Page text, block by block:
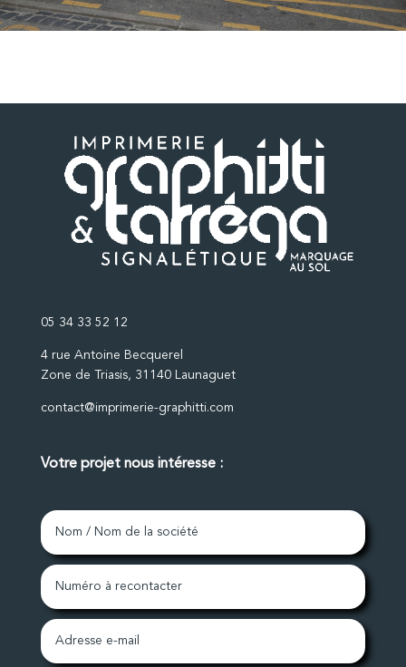
05 34 33 52 12
4 rue Antoine Becquerel
Zone de Triasis, 31140 Launaguet
contact@imprimerie-graphitti.com
Votre projet nous intéresse :